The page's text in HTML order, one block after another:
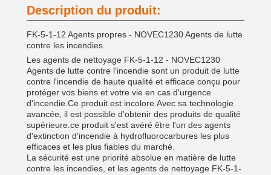
Description du produit:
FK-5-1-12 Agents propres - NOVEC1230 Agents de lutte
contre les incendies
Les agents de nettoyage FK-5-1-12 - NOVEC1230
Agents de lutte contre l'incendie sont un produit de lutte
contre l'incendie de haute qualité et efficace conçu pour
protéger vos biens et votre vie en cas d'urgence
d'incendie.Ce produit est incolore.Avec sa technologie
avancée, il est possible d'obtenir des produits de qualité
supérieure.ce produit s'est avéré être l'un des agents
d'extinction d'incendie à hydrofluorocarbures les plus
efficaces et les plus fiables du marché.
La sécurité est une priorité absolue en matière de lutte
contre les incendies, et les agents de nettoyage FK-5-1-